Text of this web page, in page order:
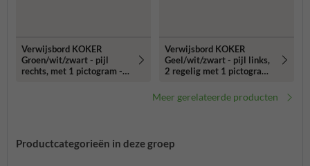
Verwijsbord KOKER
Groen/wit/zwart - pijl
rechts, met 1 pictogram -
Verwijsbord KOKER
Geel/wit/zwart - pijl links,
2 regelig met 1 pictogram
Meer gerelateerde producten
Productcategorieën in deze groep